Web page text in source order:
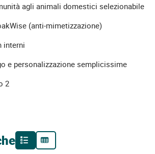
agli animali domestici selezionabile
(anti-mimetizzazione)
interni
e personalizzazione semplicissime
2